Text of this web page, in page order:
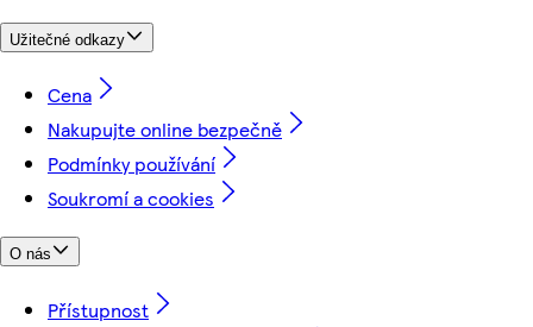
Užitečné odkazy
Cena
Nakupujte online bezpečně
Podmínky používání
Soukromí a cookies
O nás
Přístupnost